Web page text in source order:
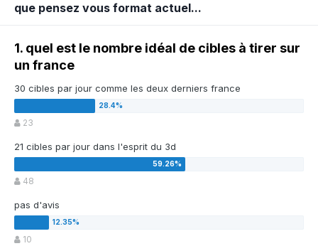
que pensez vous format actuel...
1. quel est le nombre idéal de cibles à tirer sur
un france
30 cibles par jour comme les deux derniers france
23
21 cibles par jour dans l'esprit du 3d
48
pas d'avis
10